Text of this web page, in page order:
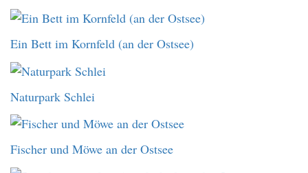
Ein Bett im Kornfeld (an der Ostsee)
Naturpark Schlei
Fischer und Möwe an der Ostsee